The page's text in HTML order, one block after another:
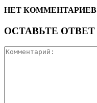
НЕТ КОММЕНТАРИЕВ
ОСТАВЬТЕ ОТВЕТ